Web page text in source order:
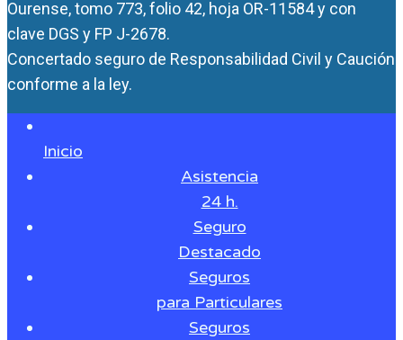
Ourense, tomo 773, folio 42, hoja OR-11584 y con
clave DGS y FP J-2678.
Concertado seguro de Responsabilidad Civil y Caución
conforme a la ley.
Inicio
Asistencia
24 h.
Seguro
Destacado
Seguros
para Particulares
Seguros